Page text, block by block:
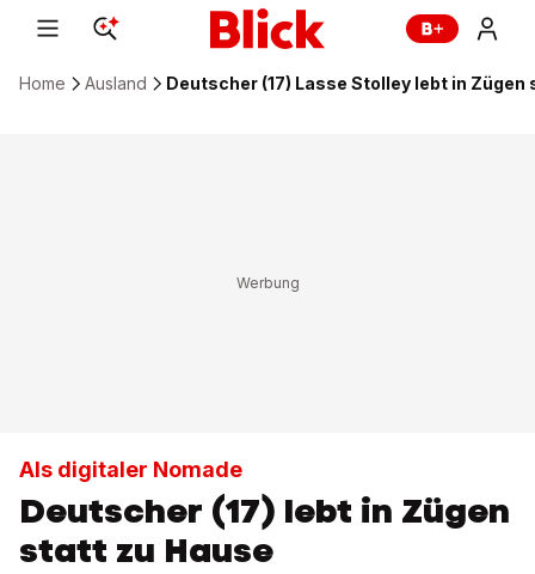
Home Ausland Deutscher (17) Lasse Stolley lebt in Zügen
Als digitaler Nomade
Deutscher (17) lebt in Zügen
statt zu Hause